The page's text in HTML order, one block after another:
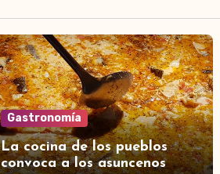
Gastronomía
La cocina de los pueblos
convoca a los asuncenos